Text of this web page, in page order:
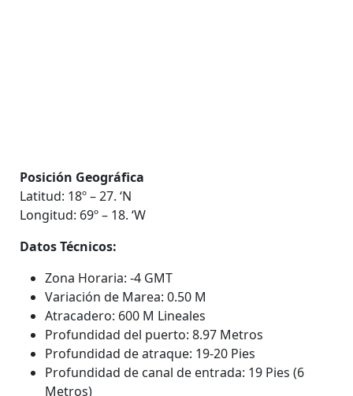
Posición Geográfica
Latitud: 18º – 27. ‘N
Longitud: 69º – 18. ‘W
Datos Técnicos:
Zona Horaria: -4 GMT
Variación de Marea: 0.50 M
Atracadero: 600 M Lineales
Profundidad del puerto: 8.97 Metros
Profundidad de atraque: 19-20 Pies
Profundidad de canal de entrada: 19 Pies (6
Metros)